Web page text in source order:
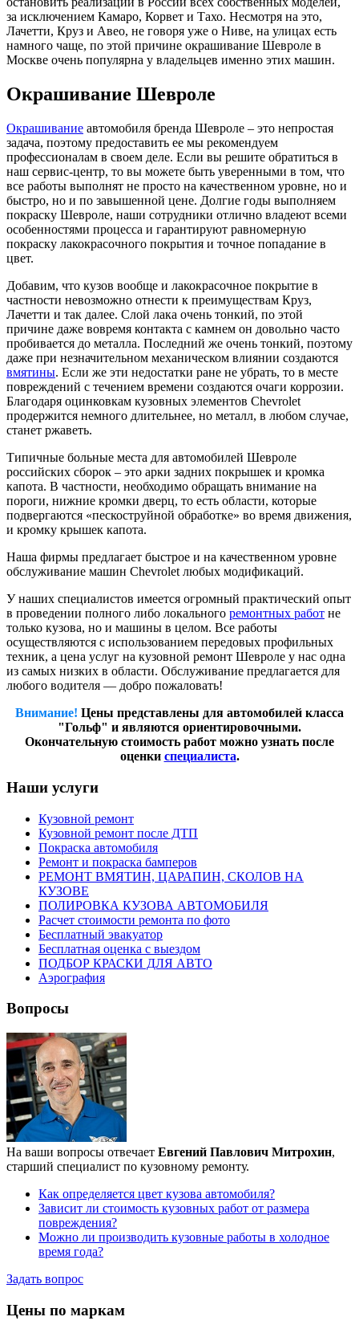
за исключением Камаро, Корвет и Тахо. Несмотря на это,
Лачетти, Круз и Авео, не говоря уже о Ниве, на улицах есть
намного чаще, по этой причине окрашивание Шевроле в
Москве очень популярна у владельцев именно этих машин.
Окрашивание Шевроле
Окрашивание автомобиля бренда Шевроле – это непростая
задача, поэтому предоставить ее мы рекомендуем
профессионалам в своем деле. Если вы решите обратиться в
наш сервис-центр, то вы можете быть уверенными в том, что
все работы выполнят не просто на качественном уровне, но и
быстро, но и по завышенной цене. Долгие годы выполняем
покраску Шевроле, наши сотрудники отлично владеют всеми
особенностями процесса и гарантируют равномерную
покраску лакокрасочного покрытия и точное попадание в
цвет.
Добавим, что кузов вообще и лакокрасочное покрытие в
частности невозможно отнести к преимуществам Круз,
Лачетти и так далее. Слой лака очень тонкий, по этой
причине даже вовремя контакта с камнем он довольно часто
пробивается до металла. Последний же очень тонкий, поэтому
даже при незначительном механическом влиянии создаются
вмятины. Если же эти недостатки ране не убрать, то в месте
повреждений с течением времени создаются очаги коррозии.
Благодаря оцинковкам кузовных элементов Chevrolet
продержится немного длительнее, но металл, в любом случае,
станет ржаветь.
Типичные больные места для автомобилей Шевроле
российских сборок – это арки задних покрышек и кромка
капота. В частности, необходимо обращать внимание на
пороги, нижние кромки дверц, то есть области, которые
подвергаются «пескоструйной обработке» во время движения,
и кромку крышек капота.
Наша фирмы предлагает быстрое и на качественном уровне
обслуживание машин Chevrolet любых модификаций.
У наших специалистов имеется огромный практический опыт
в проведении полного либо локального ремонтных работ не
только кузова, но и машины в целом. Все работы
осуществляются с использованием передовых профильных
техник, а цена услуг на кузовной ремонт Шевроле у нас одна
из самых низких в области. Обслуживание предлагается для
любого водителя — добро пожаловать!
Внимание! Цены представлены для автомобилей класса
"Гольф" и являются ориентировочными.
Окончательную стоимость работ можно узнать после
оценки специалиста.
Наши услуги
Кузовной ремонт
Кузовной ремонт после ДТП
Покраска автомобиля
Ремонт и покраска бамперов
РЕМОНТ ВМЯТИН, ЦАРАПИН, СКОЛОВ НА
КУЗОВЕ
ПОЛИРОВКА КУЗОВА АВТОМОБИЛЯ
Расчет стоимости ремонта по фото
Бесплатный эвакуатор
Бесплатная оценка с выездом
ПОДБОР КРАСКИ ДЛЯ АВТО
Аэрография
Вопросы
На ваши вопросы отвечает Евгений Павлович Митрохин,
старший специалист по кузовному ремонту.
Как определяется цвет кузова автомобиля?
Зависит ли стоимость кузовных работ от размера
повреждения?
Можно ли производить кузовные работы в холодное
время года?
Задать вопрос
Цены по маркам